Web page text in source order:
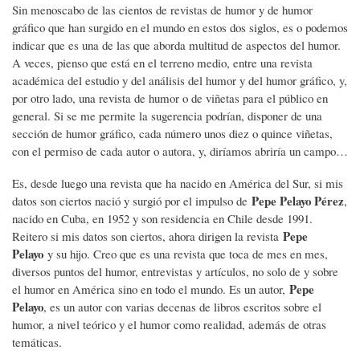
Sin menoscabo de las cientos de revistas de humor y de humor
gráfico que han surgido en el mundo en estos dos siglos, es o podemos
indicar que es una de las que aborda multitud de aspectos del humor.
A veces, pienso que está en el terreno medio, entre una revista
académica del estudio y del análisis del humor y del humor gráfico, y,
por otro lado, una revista de humor o de viñetas para el público en
general. Si se me permite la sugerencia podrían, disponer de una
sección de humor gráfico, cada número unos diez o quince viñetas,
con el permiso de cada autor o autora, y, diríamos abriría un campo…
Es, desde luego una revista que ha nacido en América del Sur, si mis
datos son ciertos nació y surgió por el impulso de Pepe Pelayo Pérez,
nacido en Cuba, en 1952 y son residencia en Chile desde 1991.
Reitero si mis datos son ciertos, ahora dirigen la revista Pepe
Pelayo y su hijo. Creo que es una revista que toca de mes en mes,
diversos puntos del humor, entrevistas y artículos, no solo de y sobre
el humor en América sino en todo el mundo. Es un autor, Pepe
Pelayo, es un autor con varias decenas de libros escritos sobre el
humor, a nivel teórico y el humor como realidad, además de otras
temáticas.